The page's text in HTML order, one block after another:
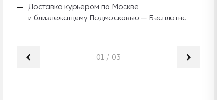
Доставка курьером по Москве
и близлежащему Подмосковью — Бесплатно
01 / 03